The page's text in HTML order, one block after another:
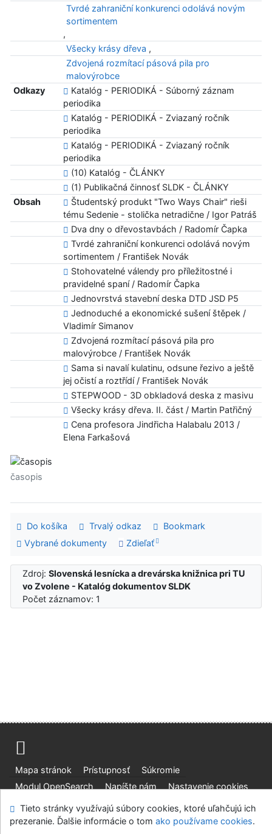
Tvrdé zahraniční konkurenci odolává novým
sortimentem
,
Všecky krásy dřeva ,
Zdvojená rozmítací pásová pila pro
malovýrobce
Odkazy
Katalóg - PERIODIKÁ - Súborný záznam
periodika
Katalóg - PERIODIKÁ - Zviazaný ročník
periodika
Katalóg - PERIODIKÁ - Zviazaný ročník
periodika
(10) Katalóg - ČLÁNKY
(1) Publikačná činnosť SLDK - ČLÁNKY
Obsah
Študentský produkt "Two Ways Chair" rieši
tému Sedenie - stolička netradične / Igor Patráš
Dva dny o dřevostavbách / Radomír Čapka
Tvrdé zahraniční konkurenci odolává novým
sortimentem / František Novák
Stohovatelné válendy pro příležitostné i
pravidelné spaní / Radomír Čapka
Jednovrstvá stavební deska DTD JSD P5
Jednoduché a ekonomické sušení štěpek /
Vladimír Simanov
Zdvojená rozmítací pásová pila pro
malovýrobce / František Novák
Sama si navalí kulatinu, odsune řezivo a ještě
jej očistí a roztřídí / František Novák
STEPWOOD - 3D obkladová deska z masivu
Všecky krásy dřeva. II. část / Martin Patřičný
Cena profesora Jindřicha Halabalu 2013 /
Elena Farkašová
časopis
Do košíka Trvalý odkaz
Bookmark
Vybrané dokumenty
Zdieľať
Zdroj:Slovenská lesnícka a drevárska knižnica pri TU
vo Zvolene - Katalóg dokumentov SLDK
Počet záznamov: 1
Mapa stránok Prístupnosť
Súkromie
Modul OpenSearch
Napíšte nám Nastavenie cookies
Slovenská lesnícka a drevárska knižnica pri Technickej
univerzite vo Zvolene
Tieto stránky využívajú súbory cookies, ktoré uľahčujú ich
prezeranie. Ďalšie informácie o tom ako používame cookies.